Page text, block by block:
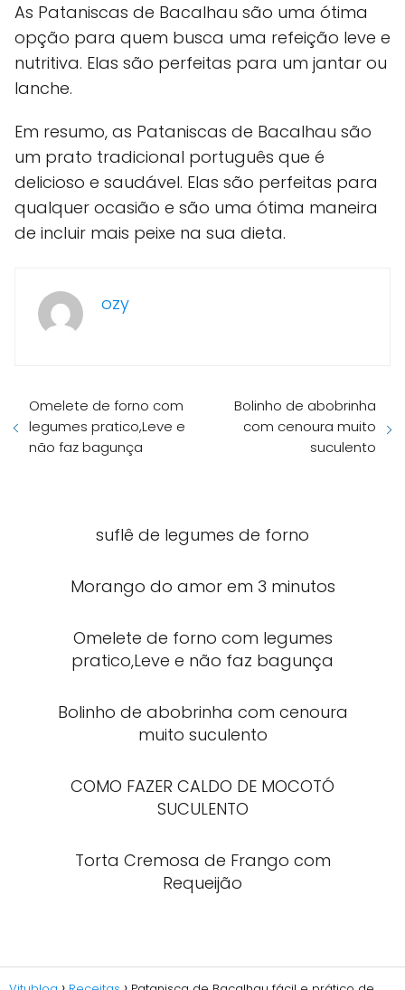
As Pataniscas de Bacalhau são uma ótima
opção para quem busca uma refeição leve e
nutritiva. Elas são perfeitas para um jantar ou
lanche.
Em resumo, as Pataniscas de Bacalhau são
um prato tradicional português que é
delicioso e saudável. Elas são perfeitas para
qualquer ocasião e são uma ótima maneira
de incluir mais peixe na sua dieta.
ozy
Omelete de forno com
legumes pratico,Leve e
não faz bagunça
Bolinho de abobrinha
com cenoura muito
suculento
suflê de legumes de forno
Morango do amor em 3 minutos
Omelete de forno com legumes
pratico,Leve e não faz bagunça
Bolinho de abobrinha com cenoura
muito suculento
COMO FAZER CALDO DE MOCOTÓ
SUCULENTO
Torta Cremosa de Frango com
Requeijão